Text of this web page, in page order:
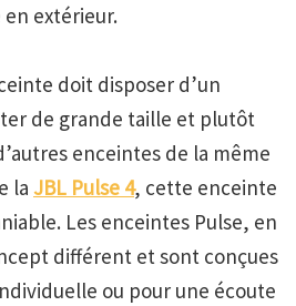
extérieur.
doit disposer d’un
de grande taille et plutôt
enceintes de la même
la JBL Pulse 4, cette enceinte
Les enceintes Pulse, en
différent et sont conçues
ou pour une écoute